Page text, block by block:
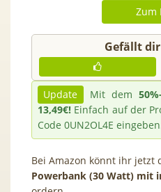
Zum
Gefällt
Update Mit dem
13,49€! Einfach auf der
Code 0UN2OL4E
Bei Amazon könnt ihr jetzt
Powerbank (30 Watt) mit